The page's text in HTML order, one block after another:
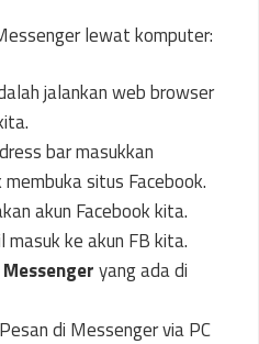
lewat komputer:
jalankan web browser
bar masukkan
situs Facebook.
akun Facebook kita.
ke akun FB kita.
yang ada di